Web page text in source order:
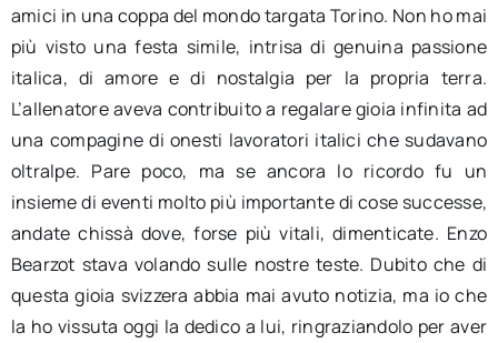
amici in una coppa del mondo targata Torino. Non ho mai
più visto una festa simile, intrisa di genuina passione
italica, di amore e di nostalgia per la propria terra.
L’allenatore aveva contribuito a regalare gioia infinita ad
una compagine di onesti lavoratori italici che sudavano
oltralpe. Pare poco, ma se ancora lo ricordo fu un
insieme di eventi molto più importante di cose successe,
andate chissà dove, forse più vitali, dimenticate. Enzo
Bearzot stava volando sulle nostre teste. Dubito che di
questa gioia svizzera abbia mai avuto notizia, ma io che
la ho vissuta oggi la dedico a lui, ringraziandolo per aver